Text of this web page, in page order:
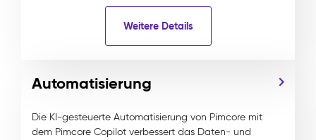
Weitere Details
Automatisierung
Die KI-gesteuerte Automatisierung von Pimcore mit
dem Pimcore Copilot verbessert das Daten- und